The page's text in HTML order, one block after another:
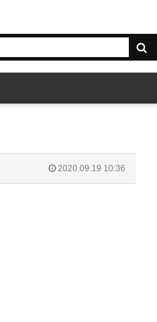
2020.09.19 10:36